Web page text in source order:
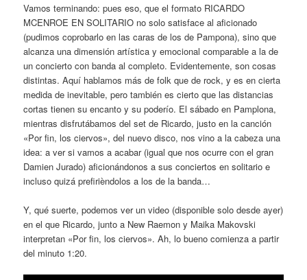
Vamos terminando: pues eso, que el formato RICARDO
MCENROE EN SOLITARIO no solo satisface al aficionado
(pudimos coprobarlo en las caras de los de Pampona), sino que
alcanza una dimensión artística y emocional comparable a la de
un concierto con banda al completo. Evidentemente, son cosas
distintas. Aquí hablamos más de folk que de rock, y es en cierta
medida de inevitable, pero también es cierto que las distancias
cortas tienen su encanto y su poderío. El sábado en Pamplona,
mientras disfrutábamos del set de Ricardo, justo en la canción
«Por fin, los ciervos», del nuevo disco, nos vino a la cabeza una
idea: a ver si vamos a acabar (igual que nos ocurre con el gran
Damien Jurado) aficionándonos a sus conciertos en solitario e
incluso quizá prefirièndolos a los de la banda…
Y, qué suerte, podemos ver un video (disponible solo desde ayer)
en el que Ricardo, junto a New Raemon y Maika Makovski
interpretan «Por fin, los ciervos». Ah, lo bueno comienza a partir
del minuto 1:20.